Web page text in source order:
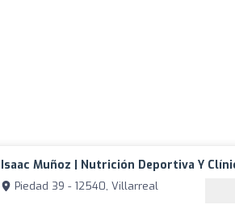
Isaac Muñoz | Nutrición Deportiva Y
Piedad 39 - 12540, Villarreal